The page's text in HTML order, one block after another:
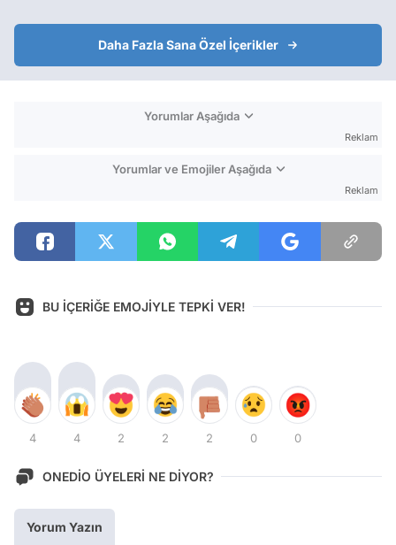
Daha Fazla Sana Özel İçerikler
Yorumlar Aşağıda
Reklam
Yorumlar ve Emojiler Aşağıda
Reklam
BU İÇERİĞE EMOJİYLE TEPKİ VER!
4 4 2 2 2 0 0
ONEDİO ÜYELERİ NE DİYOR?
Yorum Yazın